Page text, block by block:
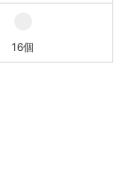
16個